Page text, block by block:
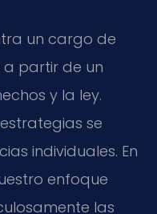
un cargo de
partir de un
y la ley.
se
individuales. En
enfoque
las